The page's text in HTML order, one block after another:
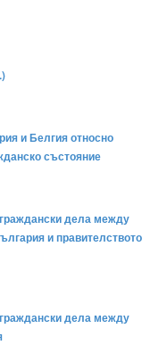
и Белгия относно
състояние
дела между
и правителството
дела между